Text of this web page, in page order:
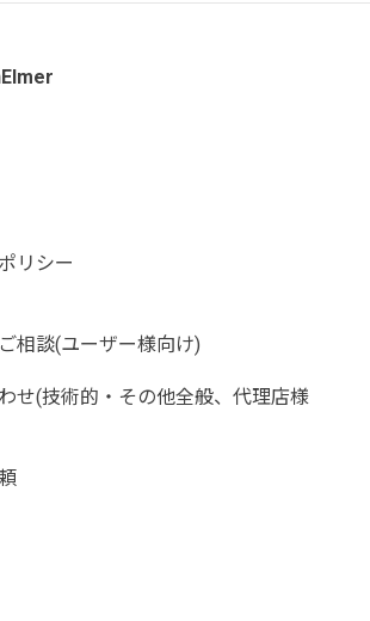
リシー
相談(ユーザー様向け)
せ(技術的・その他全般、代理店様